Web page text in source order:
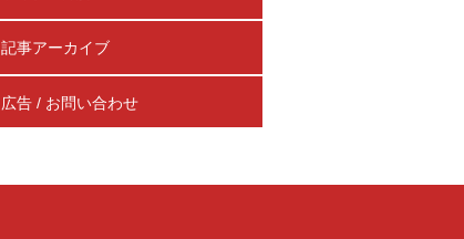
記事アーカイブ
広告 / お問い合わせ